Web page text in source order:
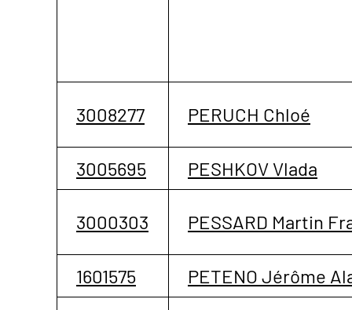
3008277 PERUCH Chloé
3005695 PESHKOV Vlada
3000303 PESSARD Martin
1601575 PETENO Jérôme